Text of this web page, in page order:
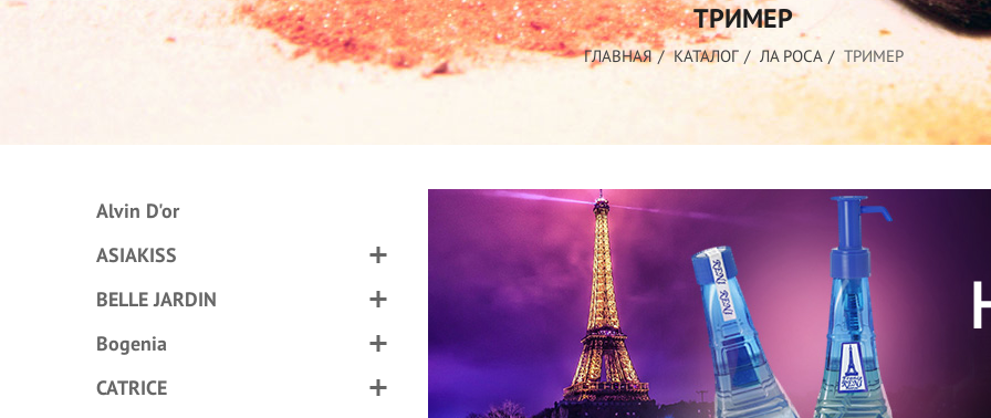
ТРИМЕР
ГЛАВНАЯ КАТАЛОГ ЛА РОСА ТРИМЕР
Alvin D'or
ASIAKISS
BELLE JARDIN
Bogenia
CATRICE